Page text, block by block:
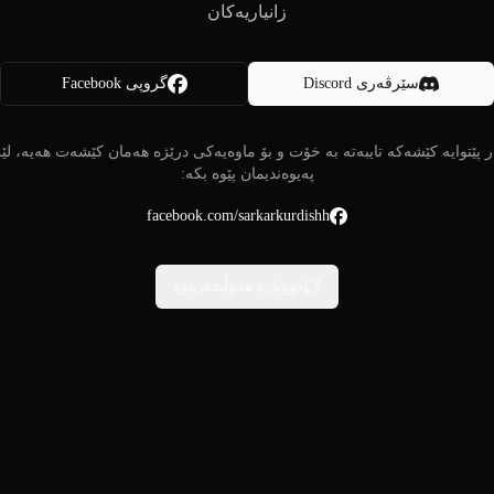
زانیاریەکان
سێرڤەری Discord گروپی Facebook
پێتوایە کێشەکە تایبەتە بە خۆت و بۆ ماوەیەکی درێژە هەمان کێشەت هەیە،
پەیوەندیمان پێوە بکە:
facebook.com/sarkarkurdishh